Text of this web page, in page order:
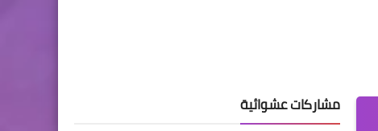
مشاركات عشوائية